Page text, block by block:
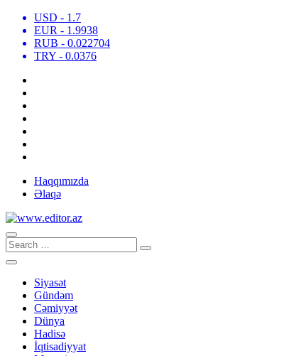
USD - 1.7
EUR - 1.9938
RUB - 0.022704
TRY - 0.0376
Haqqımızda
Əlaqə
Siyasət
Gündəm
Cəmiyyət
Dünya
Hadisə
İqtisadiyyat